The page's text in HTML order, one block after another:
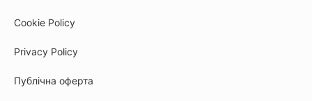
Cookie Policy
Privacy Policy
Публічна оферта